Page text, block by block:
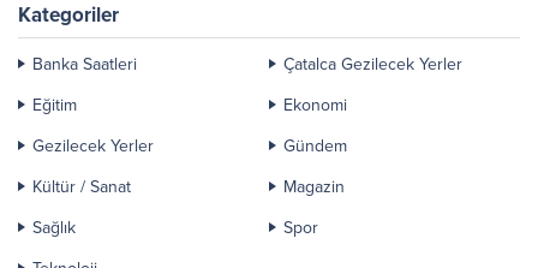
Kategoriler
Banka Saatleri
Çatalca Gezilecek Yerler
Eğitim
Ekonomi
Gezilecek Yerler
Gündem
Kültür / Sanat
Magazin
Sağlık
Spor